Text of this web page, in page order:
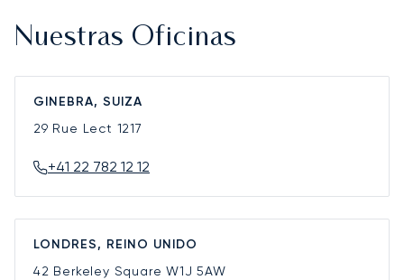
Nuestras Oficinas
GINEBRA, SUIZA
29 Rue Lect 1217
+41 22 782 12 12
LONDRES, REINO UNIDO
42 Berkeley SquareW1J 5AW